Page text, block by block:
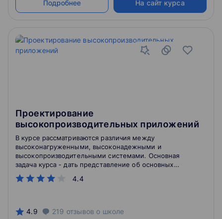
Подробнее На сайт курса
Проектирование
высокопроизводительных приложений
4.4
В курсе рассматриваются различия между
высоконагруженными, высоконадежными и
высокопроизводительными системами. Основная
задача курса - дать представление об основных
понятиях, принципах и подходах, используемых при
проектировании высокопроизводительных систем.
разработчикам.
4.9 219 отзывов о школе